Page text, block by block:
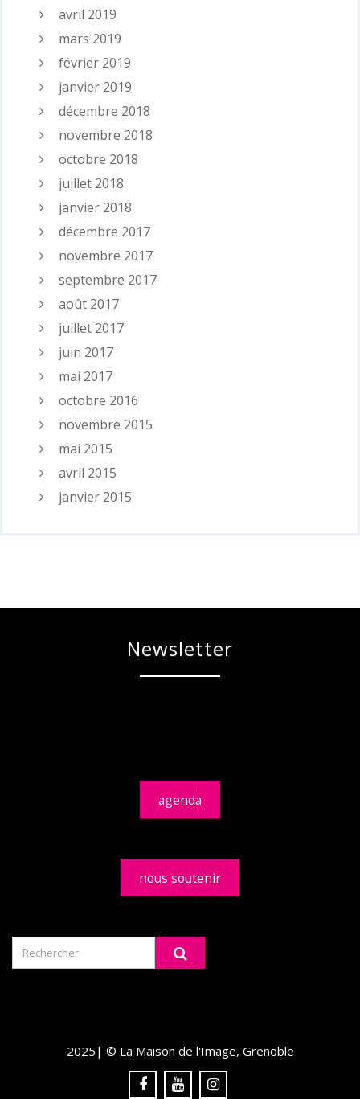
avril 2019
mars 2019
février 2019
janvier 2019
décembre 2018
novembre 2018
octobre 2018
juillet 2018
janvier 2018
décembre 2017
novembre 2017
septembre 2017
août 2017
juillet 2017
juin 2017
mai 2017
octobre 2016
novembre 2015
mai 2015
avril 2015
janvier 2015
Newsletter
agenda
nous soutenir
2025| © La Maison de l'Image, Grenoble